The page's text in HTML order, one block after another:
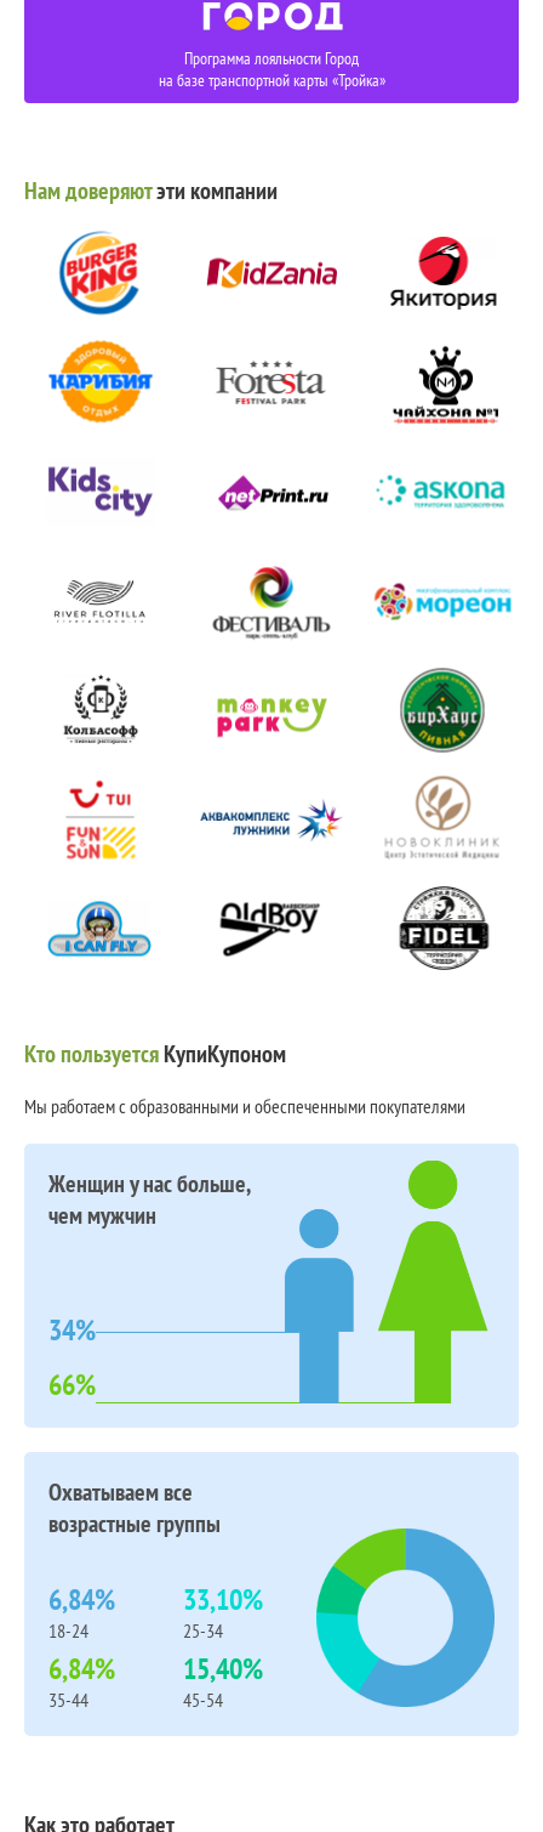
Программа лояльности Город
на базе транспортной карты «Тройка»
Нам доверяютэти компании
Кто пользуетсяКупиКупоном
Мы работаем с образованными и обеспеченными покупателями
Женщин у нас больше,
чем мужчин
34%
66%
Охватываем все
возрастные группы
6,84%
18-24
33,10%
25-34
6,84%
35-44
15,40%
45-54
Как это работает